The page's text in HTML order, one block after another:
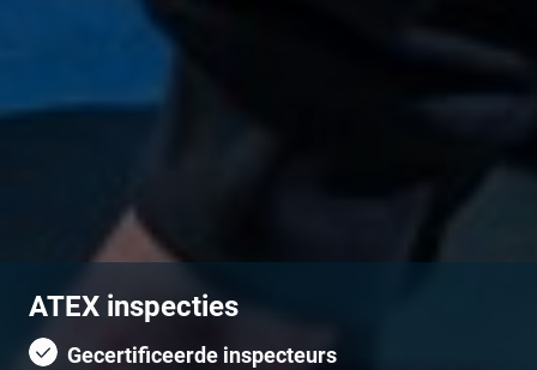
ATEX inspecties
Gecertificeerde inspecteurs